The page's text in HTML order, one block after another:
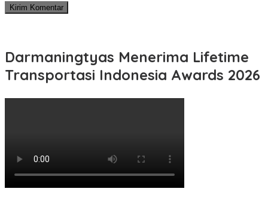
Darmaningtyas Menerima Lifetime
Transportasi Indonesia Awards 2026